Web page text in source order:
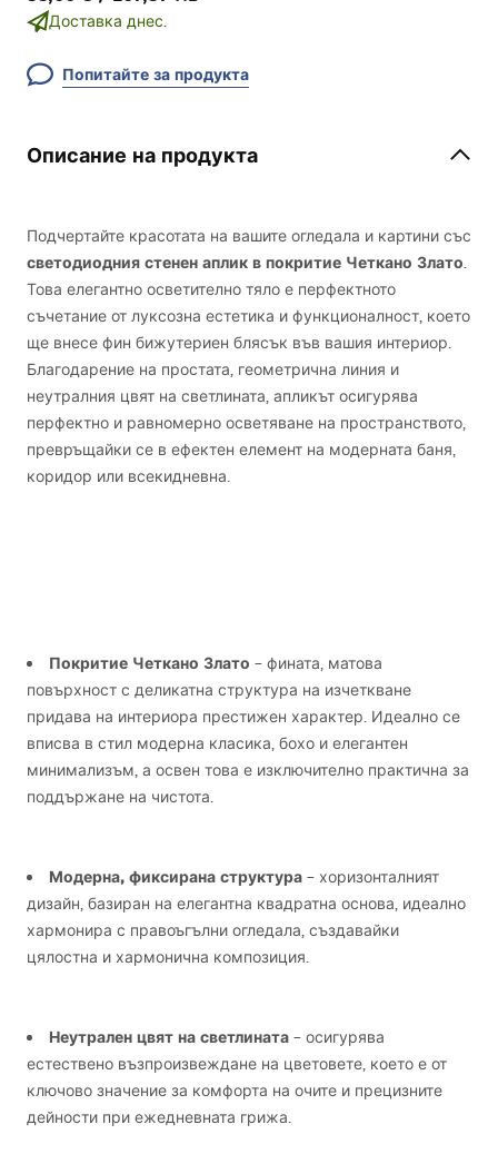
Доставка днес.
Попитайте за продукта
Описание на продукта
Подчертайте красотата на вашите огледала и картини със
светодиодния стенен аплик в покритие Четкано Злато.
Това елегантно осветително тяло е перфектното
съчетание от луксозна естетика и функционалност, което
ще внесе фин бижутериен блясък във вашия интериор.
Благодарение на простата, геометрична линия и
неутралния цвят на светлината, апликът осигурява
перфектно и равномерно осветяване на пространството,
превръщайки се в ефектен елемент на модерната баня,
коридор или всекидневна.
Покритие Четкано Злато – фината, матова
повърхност с деликатна структура на изчеткване
придава на интериора престижен характер. Идеално се
вписва в стил модерна класика, бохо и елегантен
минимализъм, а освен това е изключително практична за
поддържане на чистота.
Модерна, фиксирана структура – хоризонталният
дизайн, базиран на елегантна квадратна основа, идеално
хармонира с правоъгълни огледала, създавайки
цялостна и хармонична композиция.
Неутрален цвят на светлината – осигурява
естествено възпроизвеждане на цветовете, което е от
ключово значение за комфорта на очите и прецизните
дейности при ежедневната грижа.